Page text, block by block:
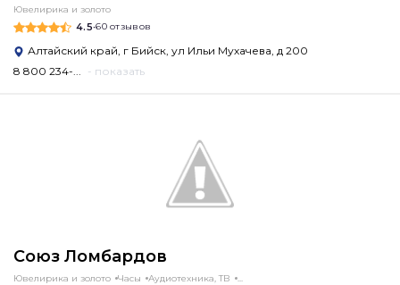
Ювелирика и золото
4.5•60 отзывов
Алтайский край, г Бийск, ул Ильи Мухачева, д 200
8 800 234-... - показать
Союз Ломбардов
Ювелирика и золото Часы Аудиотехника, ТВ ...